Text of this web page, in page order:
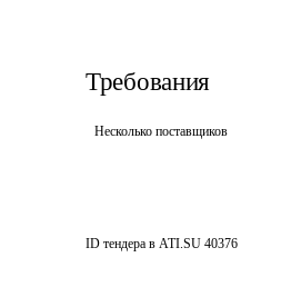
Требования
Несколько поставщиков
ID тендера в ATI.SU 40376